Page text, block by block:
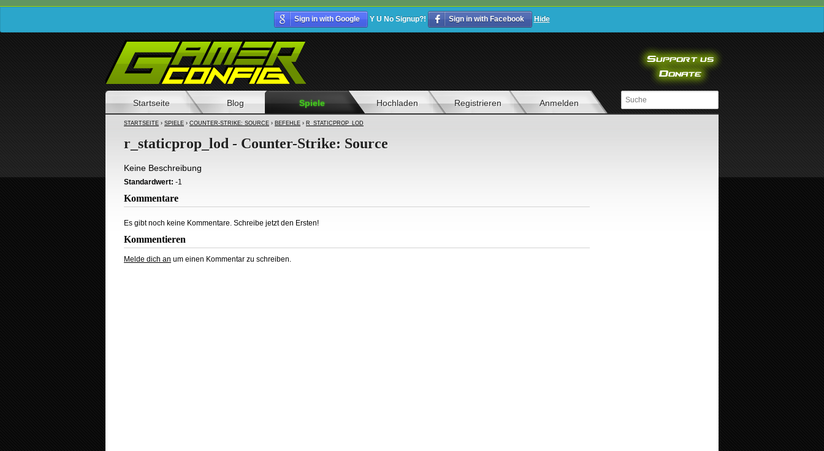
Sign in with Google Y U No Signup?! Sign in with Facebook Hide
Startseite Blog Spiele Hochladen Registrieren Anmelden
STARTSEITE › SPIELE › COUNTER-STRIKE: SOURCE › BEFEHLE › R_STATICPROP_LOD
r_staticprop_lod - Counter-Strike: Source
Keine Beschreibung
Standardwert: -1
Kommentare
Es gibt noch keine Kommentare. Schreibe jetzt den Ersten!
Kommentieren
Melde dich an um einen Kommentar zu schreiben.